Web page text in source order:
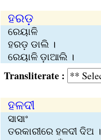
ହରଡ଼
ରେୟାଳି
ହରଡ଼ ଡାଲି ।
ରେୟାଳି ଡ଼ାଆଲି ।
Transliterate :
ହଳଦୀ
ସାସାଂ
ତରକାରୀରେ ହଳଦୀ ଦିଅ ।